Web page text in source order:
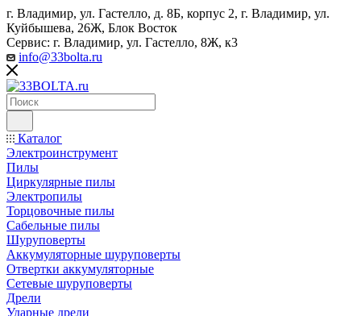
г. Владимир, ул. Гастелло, д. 8Б, корпус 2, г. Владимир, ул. ​
Куйбышева, 26Ж, Блок Восток
Сервис: г. Владимир, ул. Гастелло, 8Ж, к3
info@33bolta.ru
Каталог
Электроинструмент
Пилы
Циркулярные пилы
Электропилы
Торцовочные пилы
Сабельные пилы
Шуруповерты
Аккумуляторные шуруповерты
Отвертки аккумуляторные
Сетевые шуруповерты
Дрели
Ударные дрели